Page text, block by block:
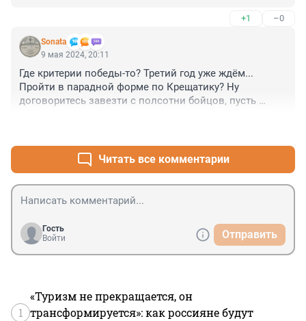
Наш с тобою секрет..."
(с) Большое космическое путешествие..)
+1 –0
Sonata
9 мая 2024, 20:11
Где критерии победы-то? Третий год уже ждём...
Пройти в парадной форме по Крещатику? Ну
договоритесь завезти с полсотни бойцов, пусть
Читать все комментарии
Гость
Войти
Отправить
1
«Туризм не прекращается, он
трансформируется»: как россияне будут